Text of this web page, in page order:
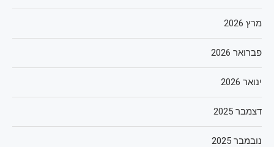
מרץ 2026
פברואר 2026
ינואר 2026
דצמבר 2025
נובמבר 2025